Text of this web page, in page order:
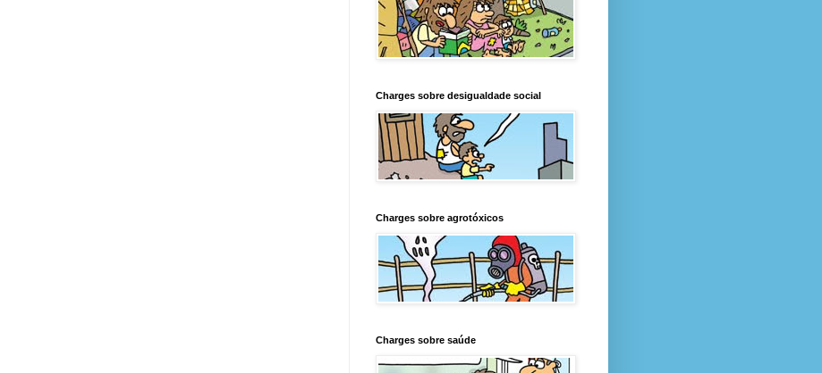
Charges sobre desigualdade social
Charges sobre agrotóxicos
Charges sobre saúde